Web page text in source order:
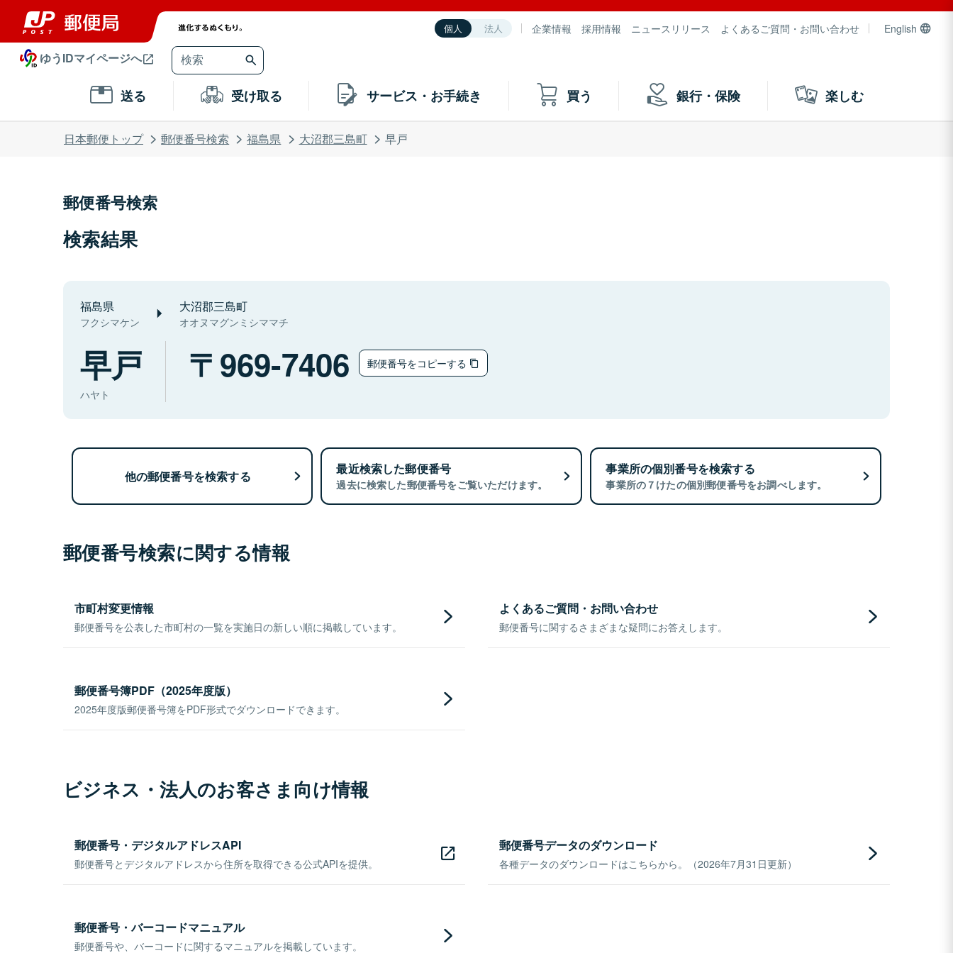
個人 法人 企業情報 採用情報 ニュースリリース よくあるご質問・お問い合わせ English
ゆうIDマイページへ
送る 受け取る サービス・お手続き 買う 銀行・保険 楽しむ
日本郵便トップ 郵便番号検索 福島県 大沼郡三島町 早戸
郵便番号検索
検索結果
福島県
フクシマケン
大沼郡三島町
オオヌマグンミシママチ
早戸
ハヤト
969-7406 郵便番号をコピーする
他の郵便番号を検索する 最近検索した郵便番号
過去に検索した郵便番号をご覧いただけます。
事業所の個別番号を検索する
事業所の７けたの個別郵便番号をお調べします。
郵便番号検索に関する情報
市町村変更情報
郵便番号を公表した市町村の一覧を実施日の新しい順に掲載しています。
よくあるご質問・お問い合わせ
郵便番号に関するさまざまな疑問にお答えします。
郵便番号簿PDF（2025年度版）
2025年度版郵便番号簿をPDF形式でダウンロードできます。
ビジネス・法人のお客さま向け情報
郵便番号・デジタルアドレスAPI
郵便番号とデジタルアドレスから住所を取得できる公式APIを提供。
郵便番号データのダウンロード
各種データのダウンロードはこちらから。（2026年7月31日更新）
郵便番号・バーコードマニュアル
郵便番号や、バーコードに関するマニュアルを掲載しています。